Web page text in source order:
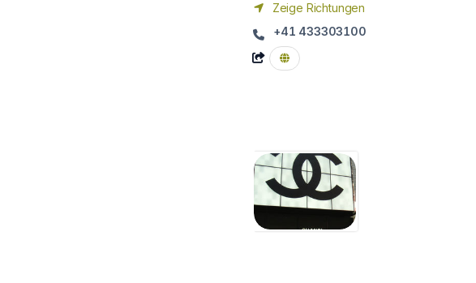
Zeige Richtungen
+41 433303100